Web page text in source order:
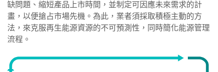
缺問題、縮短產品上市時間，並制定可因應未來需求的計
畫，以便搶占市場先機。為此，業者須採取積極主動的方
法，來克服再生能源資源的不可預測性，同時簡化能源管理
流程。